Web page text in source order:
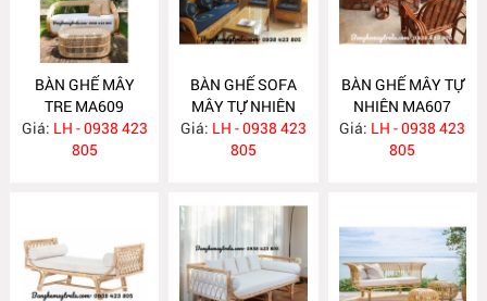
BÀN GHẾ MÂY
TRE MA609
Giá: LH - 0938 423
805
BÀN GHẾ SOFA
MÂY TỰ NHIÊN
PHÒNG KHÁCH
MA608
Giá: LH - 0938 423
805
BÀN GHẾ MÂY TỰ
NHIÊN MA607
Giá: LH - 0938 423
805